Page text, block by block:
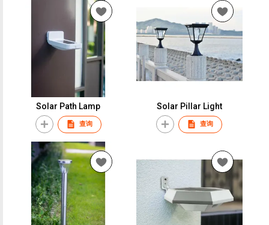
Solar Path Lamp
查询
Solar Pillar Light
查询